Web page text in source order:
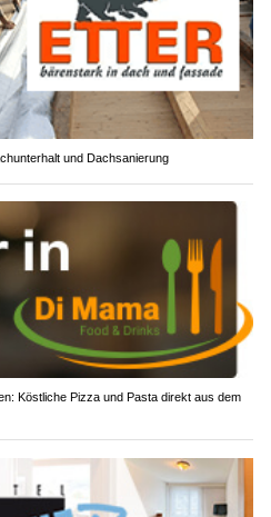
und Dachsanierung
Köstliche Pizza und Pasta direkt aus dem